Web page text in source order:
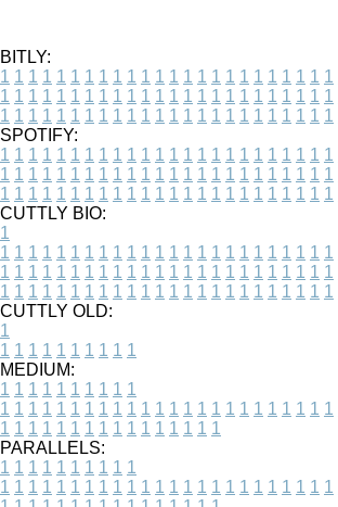
BITLY:
1 1 1 1 1 1 1 1 1 1 1 1 1 1 1 1 1 1 1 1 1 1 1 1
1 1 1 1 1 1 1 1 1 1 1 1 1 1 1 1 1 1 1 1 1 1 1 1
1 1 1 1 1 1 1 1 1 1 1 1 1 1 1 1 1 1 1 1 1 1 1 1
SPOTIFY:
1 1 1 1 1 1 1 1 1 1 1 1 1 1 1 1 1 1 1 1 1 1 1 1
1 1 1 1 1 1 1 1 1 1 1 1 1 1 1 1 1 1 1 1 1 1 1 1
1 1 1 1 1 1 1 1 1 1 1 1 1 1 1 1 1 1 1 1 1 1 1 1
CUTTLY BIO:
1
1 1 1 1 1 1 1 1 1 1 1 1 1 1 1 1 1 1 1 1 1 1 1 1
1 1 1 1 1 1 1 1 1 1 1 1 1 1 1 1 1 1 1 1 1 1 1 1
1 1 1 1 1 1 1 1 1 1 1 1 1 1 1 1 1 1 1 1 1 1 1 1
CUTTLY OLD:
1
1 1 1 1 1 1 1 1 1 1
MEDIUM:
1 1 1 1 1 1 1 1 1 1
1 1 1 1 1 1 1 1 1 1 1 1 1 1 1 1 1 1 1 1 1 1 1 1
1 1 1 1 1 1 1 1 1 1 1 1 1 1 1 1
PARALLELS:
1 1 1 1 1 1 1 1 1 1
1 1 1 1 1 1 1 1 1 1 1 1 1 1 1 1 1 1 1 1 1 1 1 1